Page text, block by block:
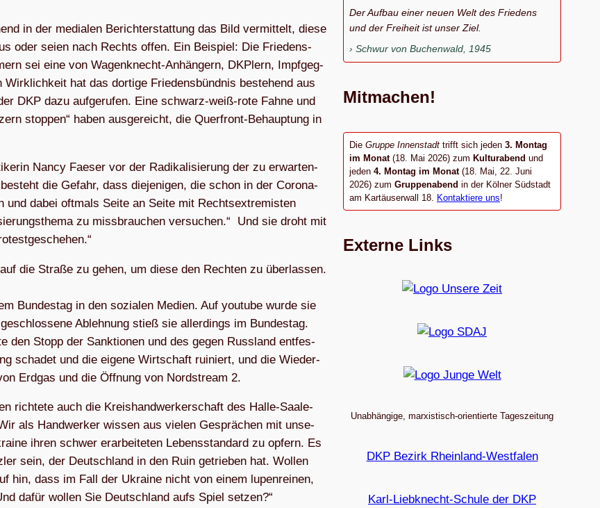
in der media­len Bericht­erstat­tung das Bild ver­mit­telt, diese
oder seien nach Rechts offen. Ein Bei­spiel: Die Frie­dens­
sei eine von Wagen­knecht-Anhän­gern, DKPlern, Impf­geg­
hat das dor­tige Frie­dens­bünd­nis bestehend aus
DKP dazu auf­ge­ru­fen. Eine schwarz-weiß-rote Fahne und
stop­pen“ haben aus­ge­reicht, die Quer­front-Behaup­tung in
Nancy Fae­ser vor der Radi­ka­li­sie­rung der zu erwar­ten­
die Gefahr, dass die­je­ni­gen, die schon in der Coro­na­
und dabei oft­mals Seite an Seite mit Rechts­extre­mis­ten
zu miss­brau­chen ver­su­chen.“ Und sie droht mit
die Straße zu gehen, um diese den Rech­ten zu über­las­sen.
Bun­des­tag in den sozia­len Medien. Auf you­tube wurde sie
Ableh­nung stieß sie aller­dings im Bun­des­tag.
den Stopp der Sank­tio­nen und des gegen Russ­land ent­fes­
scha­det und die eigene Wirt­schaft rui­niert, und die Wie­der­
Erd­gas und die Öff­nung von Nord­stream 2.
rich­tete auch die Kreis­hand­wer­ker­schaft des Halle-Saale-
als Hand­wer­ker wis­sen aus vie­len Gesprä­chen mit unse­
ihren schwer erar­bei­te­ten Lebens­stan­dard zu opfern. Es
sein, der Deutsch­land in den Ruin getrie­ben hat. Wol­len
hin, dass im Fall der Ukraine nicht von einem lupen­rei­nen,
dafür wol­len Sie Deutsch­land aufs Spiel set­zen?“
Der Aufbau einer neuen Welt des Friedens
und der Freiheit ist unser Ziel.
Schwur von Buchenwald, 1945
Mitmachen!
Die Gruppe Innenstadt trifft sich jeden 3. Montag
im Monat (18. Mai 2026) zum Kulturabend und
jeden 4. Montag im Monat(18. Mai, 22. Juni
2026) zum Gruppenabend in der Kölner Südstadt
am Kartäuserwall 18. Kontaktiere uns!
Externe Links
Unabhängige, marxistisch-orientierte Tageszeitung
DKP Bezirk Rheinland-Westfalen
Karl-Liebknecht-Schule der DKP